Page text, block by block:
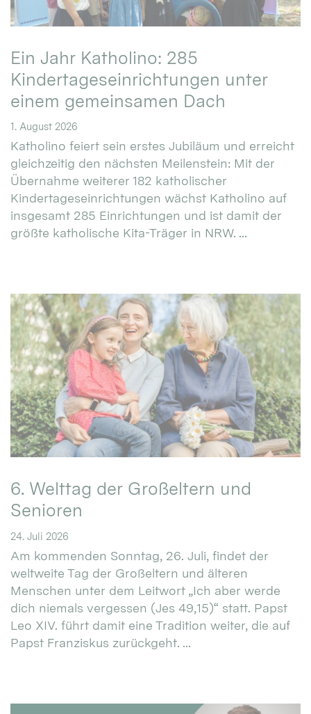
Ein Jahr Katholino: 285
Kindertageseinrichtungen unter
einem gemeinsamen Dach
1. August 2026
Katholino feiert sein erstes Jubiläum und erreicht
gleichzeitig den nächsten Meilenstein: Mit der
Übernahme weiterer 182 katholischer
Kindertageseinrichtungen wächst Katholino auf
insgesamt 285 Einrichtungen und ist damit der
größte katholische Kita-Träger in NRW. ...
6. Welttag der Großeltern und
Senioren
24. Juli 2026
Am kommenden Sonntag, 26. Juli, findet der
weltweite Tag der Großeltern und älteren
Menschen unter dem Leitwort „Ich aber werde
dich niemals vergessen (Jes 49,15)“ statt. Papst
Leo XIV. führt damit eine Tradition weiter, die auf
Papst Franziskus zurückgeht. ...